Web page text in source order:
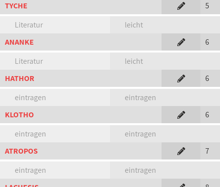
TYCHE
5
Literatur
leicht
ANANKE
6
Literatur
leicht
HATHOR
6
eintragen
eintragen
KLOTHO
6
eintragen
eintragen
ATROPOS
7
eintragen
eintragen